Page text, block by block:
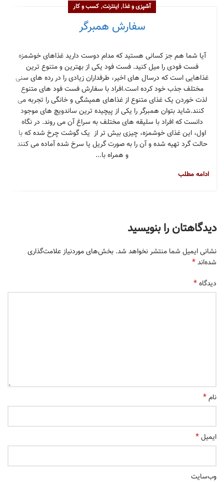
آشپزی و غذا, اینترنت, کسب و کار
سفارش همبرگر
آیا شما هم جز کسانی هستید که مدام دوست دارید غذاهای خوشمزه
فست فودی را میل کنید. فست فود یکی از بهترین و متنوع ترین
غذاهایی است که درسال های اخیر، طرفداران زیادی را در رده های سنی
مختلف جذب خود کرده است.افراد با سفارش فست فود های متنوع
لذت خوردن یک غذای متنوع از غذاهای همیشگی و خانگی را تجربه می
کنند.شاید بتوان همبرگر را یکی از پیچیده ترین ساندویچ های موجود
دانست که افراد با سلیقه های مختلف به سراغ آن می روند. در نگاه
اول، این غذای خوشمزه، چیزی بیش تر از یک گوشت چرخ شده که با
حالت گرد تهیه شده و آن را به صورت گریل یا سرخ شده آماده می کنند
و همراه با...
ادامه مطلب
دیدگاهتان را بنویسید
نشانی ایمیل شما منتشر نخواهد شد. بخش‌های موردنیاز علامت‌گذاری
شده‌اند*
دیدگاه*
نام*
ایمیل*
وب‌سایت